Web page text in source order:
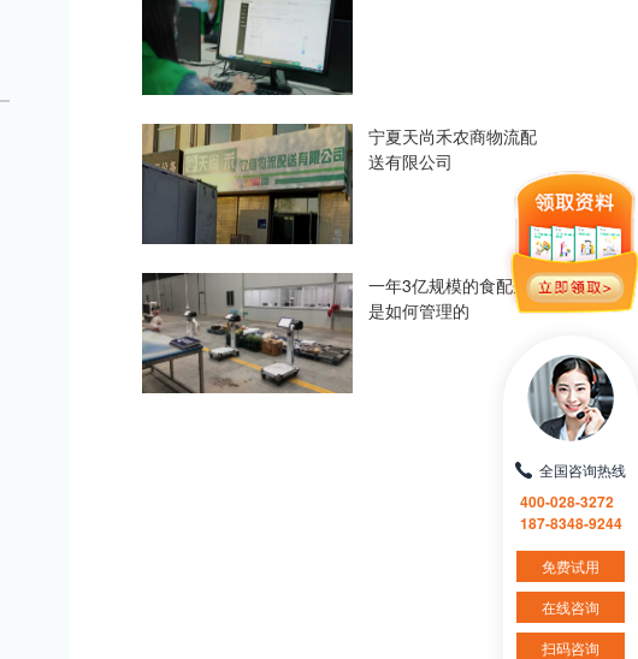
宁夏天尚禾农商物流配
送有限公司
一年3亿规模的食配企业
是如何管理的
全国咨询热线
400-028-3272
187-8348-9244
免费试用
在线咨询
扫码咨询